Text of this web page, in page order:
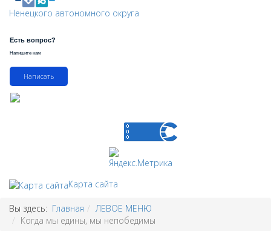
Ненецкого автономного округа
Есть вопрос?
Напишите нам
Написать
Карта сайта
Вы здесь: Главная
ЛЕВОЕ МЕНЮ
Когда мы едины, мы непобедимы